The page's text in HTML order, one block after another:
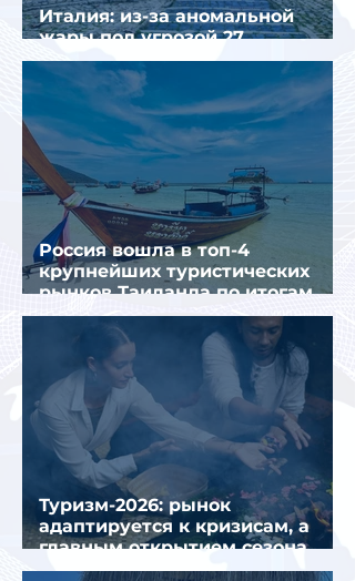
Италия: из-за аномальной
жары под угрозой 27
крупнейших городов
Россия вошла в топ-4
крупнейших туристических
рынков Таиланда по итогам
семи месяцев 2026 года
Туризм-2026: рынок
адаптируется к кризисам, а
главным открытием сезона
стал Вьетнам